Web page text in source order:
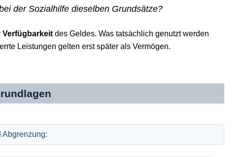
der Sozialhilfe dieselben Grundsätze?
Verfügbarkeit des Geldes. Was tatsächlich genutzt werden
Leistungen gelten erst später als Vermögen.
Abgrenzung: